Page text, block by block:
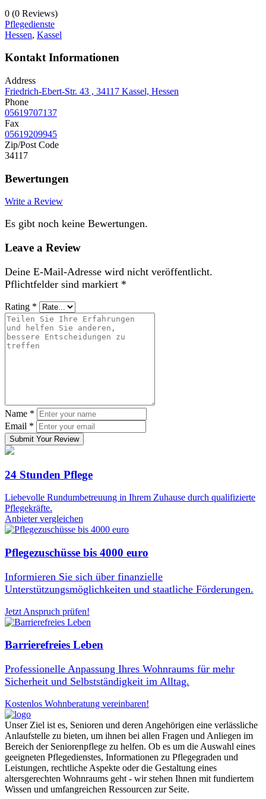
0 (0 Reviews)
Pflegedienste
Hessen, Kassel
Kontakt Informationen
Address
Friedrich-Ebert-Str. 43 , 34117 Kassel, Hessen
Phone
05619707137
Fax
05619209945
Zip/Post Code
34117
Bewertungen
Write a Review
Es gibt noch keine Bewertungen.
Leave a Review
Deine E-Mail-Adresse wird nicht veröffentlicht.
Pflichtfelder sind markiert *
Rating *
Name *
Email *
Submit Your Review
24 Stunden Pflege
Liebevolle Rundumbetreuung in Ihrem Zuhause durch qualifizierte
Pflegekräfte.
Anbieter vergleichen
Pflegezuschüsse bis 4000 euro
Informieren Sie sich über finanzielle
Unterstützungsmöglichkeiten und staatliche Förderungen.
Jetzt Anspruch prüfen!
Barrierefreies Leben
Professionelle Anpassung Ihres Wohnraums für mehr
Sicherheit und Selbstständigkeit im Alltag.
Kostenlos Wohnberatung vereinbaren!
Unser Ziel ist es, Senioren und deren Angehörigen eine verlässliche
Anlaufstelle zu bieten, um ihnen bei allen Fragen und Anliegen im
Bereich der Seniorenpflege zu helfen. Ob es um die Auswahl eines
geeigneten Pflegedienstes, Informationen zu Pflegegraden und
Leistungen, rechtliche Aspekte oder die Gestaltung eines
altersgerechten Wohnraums geht - wir stehen Ihnen mit fundiertem
Wissen und umfangreichen Ressourcen zur Seite.